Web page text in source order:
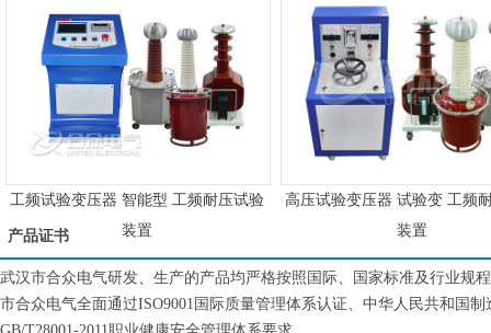
工频试验变压器 智能型 工频耐压试验
装置
高压试验变压器 试验变 工频
装置
产品证书
武汉市合众电气研发、生产的产品均严格按照国际、国家标准及行业规
市合众电气全面通过ISO9001国际质量管理体系认证、中华人民共和国